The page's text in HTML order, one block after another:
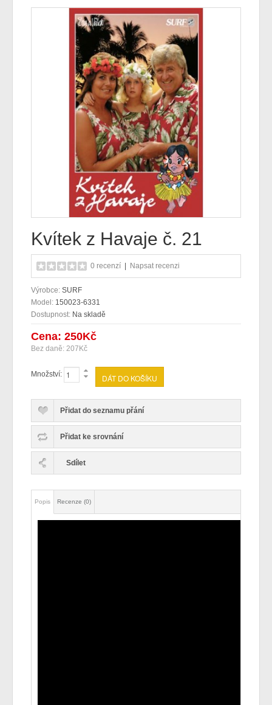
KLUBOVÉ ZBOŽÍ
Kvítek z Havaje č. 21
0 recenzí | Napsat recenzi
Výrobce: SURF
Model: 150023-6331
Dostupnost: Na skladě
Cena: 250Kč
Bez daně: 207Kč
Množství:
Přidat do seznamu přání
Přidat ke srovnání
Sdílet
Popis Recenze (0)